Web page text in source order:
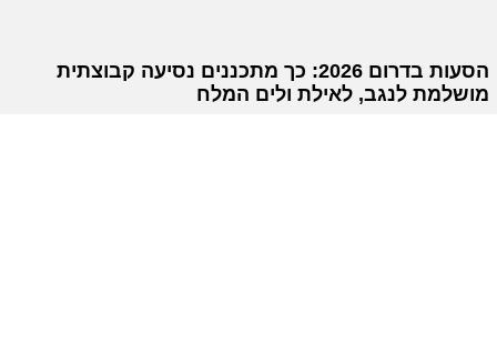
הסעות בדרום 2026: כך מתכננים נסיעה קבוצתית
מושלמת לנגב, לאילת ולים המלח